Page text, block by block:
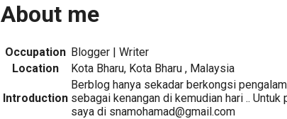
About me
Occupation Blogger | Writer
Location
Kota Bharu, Kota Bharu , Malaysia
Introduction
Berblog hanya sekadar berkongsi
sebagai kenangan di kemudian hari .. Untuk
saya di snamohamad@gmail.com